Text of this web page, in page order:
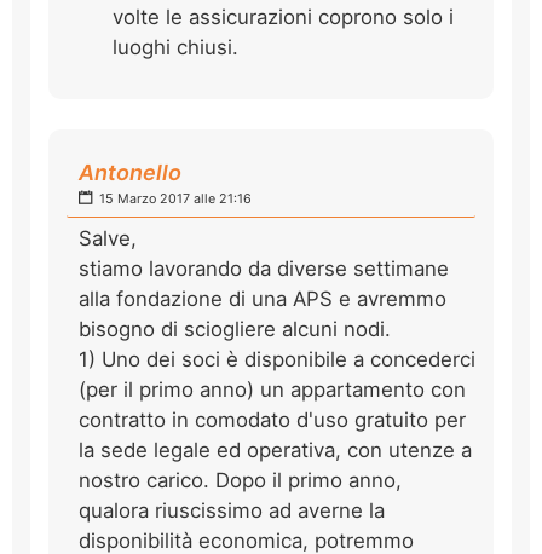
volte le assicurazioni coprono solo i
luoghi chiusi.
Antonello
15 Marzo 2017 alle 21:16
Salve,
stiamo lavorando da diverse settimane
alla fondazione di una APS e avremmo
bisogno di sciogliere alcuni nodi.
1) Uno dei soci è disponibile a concederci
(per il primo anno) un appartamento con
contratto in comodato d'uso gratuito per
la sede legale ed operativa, con utenze a
nostro carico. Dopo il primo anno,
qualora riuscissimo ad averne la
disponibilità economica, potremmo